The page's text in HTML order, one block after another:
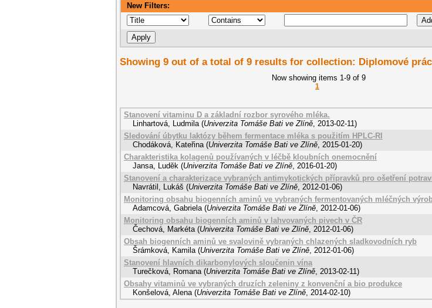
New Filters:
Showing 9 out of a total of 9 results for collection: Diplomové
Now showing items 1-9 of 9
1
Stanovení vitaminu D a základní rozbor syrového mléka.
Linhartová, Ludmila (Univerzita Tomáše Bati ve Zlíně, 2013-02-11)
Sledování úbytku laktózy během fermentace mléka s použitím HPLC-RI
Chodáková, Kateřina (Univerzita Tomáše Bati ve Zlíně, 2015-01-20)
Charakteristika kolagenů používaných v léčbě kloubních onemocnění
Jansa, Luděk (Univerzita Tomáše Bati ve Zlíně, 2016-01-20)
Stanovení a charakterizace vybraných antimykotických přípravků pro ošetření
Navrátil, Lukáš (Univerzita Tomáše Bati ve Zlíně, 2012-01-06)
Monitoring obsahu biogenních aminů ve vybraných fermentovaných mléčných
Adamcová, Gabriela (Univerzita Tomáše Bati ve Zlíně, 2012-01-06)
Monitoring obsahu biogenních aminů v lahvovaných pivech v ČR
Čechová, Markéta (Univerzita Tomáše Bati ve Zlíně, 2012-01-06)
Obsah biogenních aminů ve svalovině vybraných chlazených sladkovodních ryb
Šrámková, Kamila (Univerzita Tomáše Bati ve Zlíně, 2012-01-06)
Stanovení hlavních dikarbonylových sloučenin vína
Turečková, Romana (Univerzita Tomáše Bati ve Zlíně, 2013-02-11)
Obsahy vitaminů ve vybraných druzích zeleniny z konvenční a bio produkce
Konšelová, Alena (Univerzita Tomáše Bati ve Zlíně, 2014-02-10)